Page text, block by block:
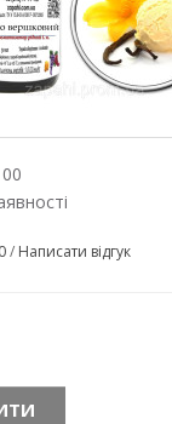
/ Написати відгук